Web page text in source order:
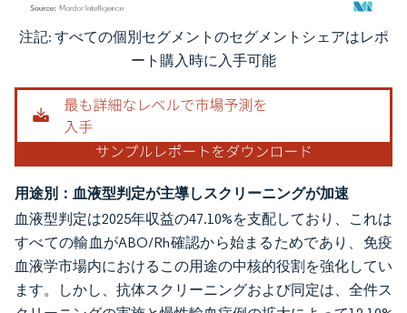
画像 © Mordor Intelligence。再利用にはCC BY 4.0の表示が必要です。
注記: すべての個別セグメントのセグメントシェアはレポ
ート購入時に入手可能
用途別：血液型判定が主導しスクリーニングが加速
血液型判定は2025年収益の47.10%を支配しており、これは
すべての輸血がABO/Rh確認から始まるためであり、免疫
血液学市場内におけるこの用途の中核的役割を強化してい
ます。しかし、抗体スクリーニングおよび同定は、全件ス